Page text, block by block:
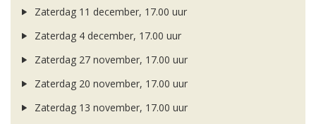
Zaterdag 11 december, 17.00 uur
Zaterdag 4 december, 17.00 uur
Zaterdag 27 november, 17.00 uur
Zaterdag 20 november, 17.00 uur
Zaterdag 13 november, 17.00 uur